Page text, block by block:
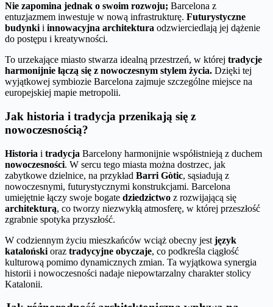
Nie zapomina jednak o swoim rozwoju; Barcelona z
entuzjazmem inwestuje w nową infrastrukturę. Futurystyczne
budynki i innowacyjna architektura odzwierciedlają jej dążenie
do postępu i kreatywności.
To urzekające miasto stwarza idealną przestrzeń, w której tradycje
harmonijnie łączą się z nowoczesnym stylem życia. Dzięki tej
wyjątkowej symbiozie Barcelona zajmuje szczególne miejsce na
europejskiej mapie metropolii.
Jak historia i tradycja przenikają się z
nowoczesnością?
Historia i tradycja Barcelony harmonijnie współistnieją z duchem
nowoczesności. W sercu tego miasta można dostrzec, jak
zabytkowe dzielnice, na przykład Barri Gòtic, sąsiadują z
nowoczesnymi, futurystycznymi konstrukcjami. Barcelona
umiejętnie łączy swoje bogate dziedzictwo z rozwijającą się
architekturą, co tworzy niezwykłą atmosferę, w której przeszłość
zgrabnie spotyka przyszłość.
W codziennym życiu mieszkańców wciąż obecny jest język
kataloński oraz tradycyjne obyczaje, co podkreśla ciągłość
kulturową pomimo dynamicznych zmian. Ta wyjątkowa synergia
historii i nowoczesności nadaje niepowtarzalny charakter stolicy
Katalonii.